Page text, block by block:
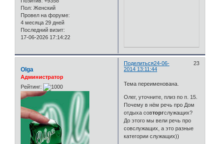
Пол: Женский
Провел на форуме:
4 месяца 29 дней
Последний визит:
17-06-2026 17:14:22
Поделиться 23
24-06-
2014 13:11:44
Olga
Администратор
Рейтинг:
Тема переименована.
Олег, уточните, плиз по п. 15.
Почему в нём речь про Дом
отдыха совторгслужащих?
До этого мы вели речь про
совслужащих, а это разные
категории служащих))